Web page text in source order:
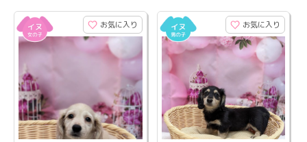
お気に入り お気に入り